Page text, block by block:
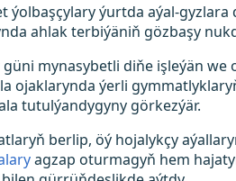
ýolbaşçylary ýurtda aýal-
ahlak terbiýäniň gözbaşy
mynasybetli diňe işleýän
ojaklarynda ýerli
tutulýandygyny görkezýär.
berlip, öý hojalykçy
agzap oturmagyň hem